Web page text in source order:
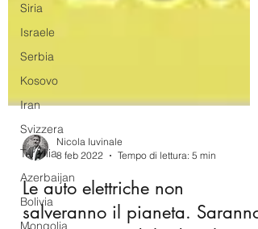
Siria
Israele
Serbia
Kosovo
Iran
Svizzera
Turchia
Azerbaijan
Bolivia
Mongolia
Nicola Iuvinale
8 feb 2022
Tempo di lettura: 5 min